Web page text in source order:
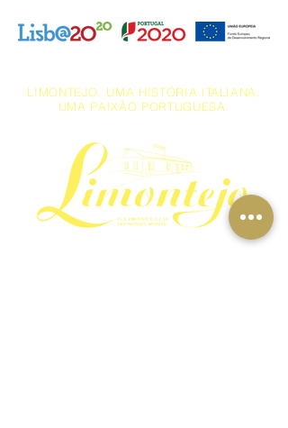
LIMONTEJO. UMA HISTÓRIA ITALIANA,
UMA PAIXÃO PORTUGUESA.